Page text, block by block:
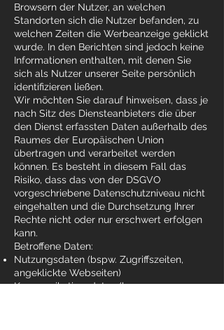
Browsern der Nutzer, an welchen
Standorten sich die Nutzer befanden, zu
welchen Zeiten die Werbeanzeige geklickt
wurde. In den Berichten sind jedoch keine
Informationen enthalten, mit denen Sie
sich als Nutzer unserer Seite persönlich
identifizieren ließen.
Wir möchten Sie darauf hinweisen, dass je
nach Sitz des Diensteanbieters die über
den Dienst erfassten Daten außerhalb des
Raumes der Europäischen Union
übertragen und verarbeitet werden
können. Es besteht in diesem Fall das
Risiko, dass das von der DSGVO
vorgeschriebene Datenschutzniveau nicht
eingehalten und die Durchsetzung Ihrer
Rechte nicht oder nur erschwert erfolgen
kann.
Betroffene Daten:
Nutzungsdaten (bspw. Zugriffszeiten,
angeklickte Webseiten)
Kommunikationsdaten (bspw.